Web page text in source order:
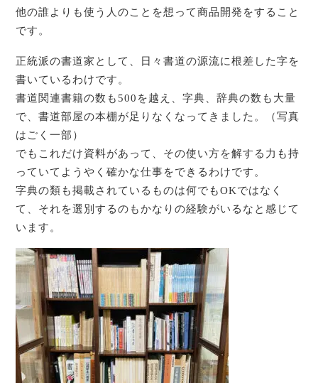
他の誰よりも使う人のことを想って商品開発をすること
です。
正統派の書道家として、日々書道の源流に根差した字を
書いているわけです。
書道関連書籍の数も500を越え、字典、辞典の数も大量
で、書道部屋の本棚が足りなくなってきました。（写真
はごく一部）
でもこれだけ資料があって、その使い方を解する力も持
っていてようやく確かな仕事をできるわけです。
字典の類も掲載されているものは何でもOKではなく
て、それを選別するのもかなりの経験がいるなと感じて
います。